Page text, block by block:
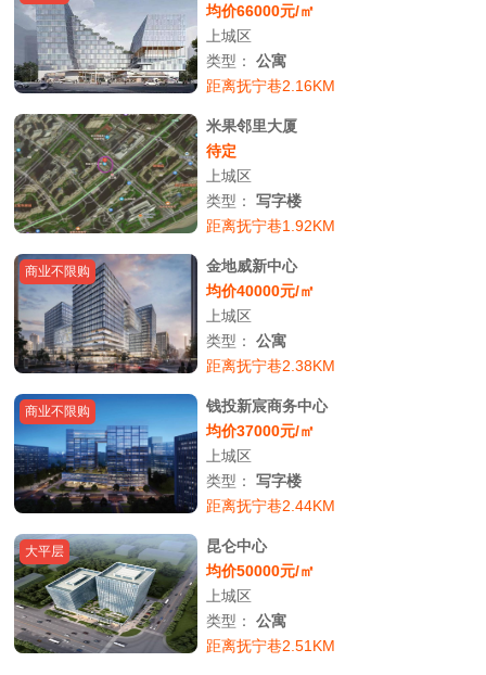
均价66000元/㎡
上城区
类型：公寓
距离抚宁巷2.16KM
米果邻里大厦
待定
上城区
类型：写字楼
距离抚宁巷1.92KM
商业不限购
金地威新中心
均价40000元/㎡
上城区
类型：公寓
距离抚宁巷2.38KM
商业不限购
钱投新宸商务中心
均价37000元/㎡
上城区
类型：写字楼
距离抚宁巷2.44KM
大平层
昆仑中心
均价50000元/㎡
上城区
类型：公寓
距离抚宁巷2.51KM